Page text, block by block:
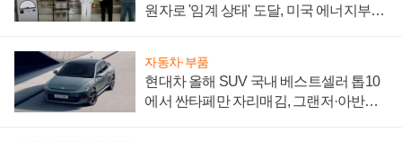
원자로 '임계 상태' 도달, 미국 에너지부
자동차·부품
현대차 올해 SUV 국내 베스트셀러 톱10
에서 싼타페만 자리매김, 그랜저·아반떼